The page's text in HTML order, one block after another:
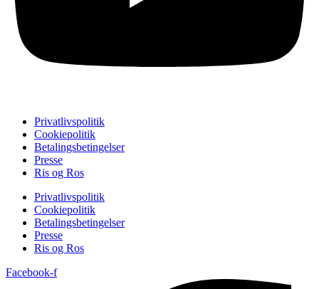
Privatlivspolitik
Cookiepolitik
Betalingsbetingelser
Presse
Ris og Ros
Privatlivspolitik
Cookiepolitik
Betalingsbetingelser
Presse
Ris og Ros
Facebook-f